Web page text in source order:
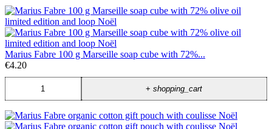
Marius Fabre 100 g Marseille soap cube with 72%...
€4.20
+shopping_cart